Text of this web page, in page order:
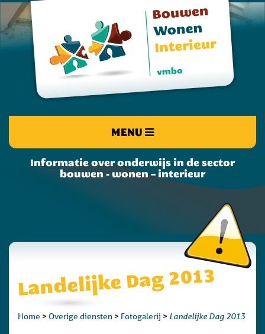
MENU
Informatie over onderwijs in de sector
bouwen - wonen – interieur
Landelijke Dag 2013
Home > Overige diensten > Fotogalerij > Landelijke Dag 2013